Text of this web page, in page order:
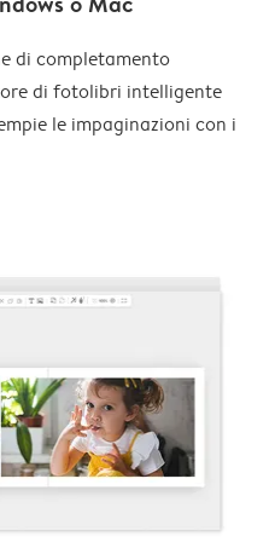
di completamento
di fotolibri intelligente
le impaginazioni con i